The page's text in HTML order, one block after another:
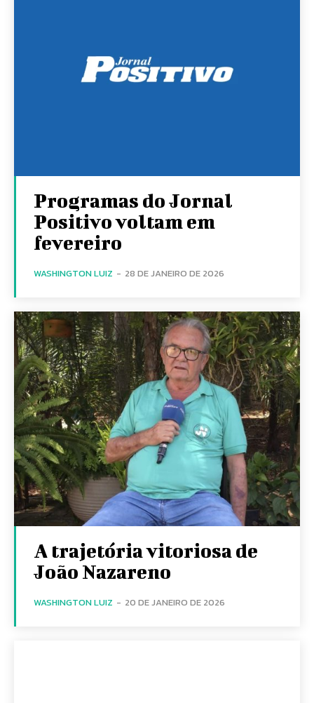
Programas do Jornal
Positivo voltam em
fevereiro
WASHINGTON LUIZ - 28 DE JANEIRO DE 2026
A trajetória vitoriosa de
João Nazareno
WASHINGTON LUIZ - 20 DE JANEIRO DE 2026